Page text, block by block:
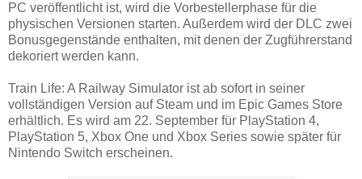
PC veröffentlicht ist, wird die Vorbestellerphase für die
physischen Versionen starten. Außerdem wird der DLC zwei
Bonusgegenstände enthalten, mit denen der Zugführerstand
dekoriert werden kann.
Train Life: A Railway Simulator ist ab sofort in seiner
vollständigen Version auf Steam und im Epic Games Store
erhältlich. Es wird am 22. September für PlayStation 4,
PlayStation 5, Xbox One und Xbox Series sowie später für
Nintendo Switch erscheinen.